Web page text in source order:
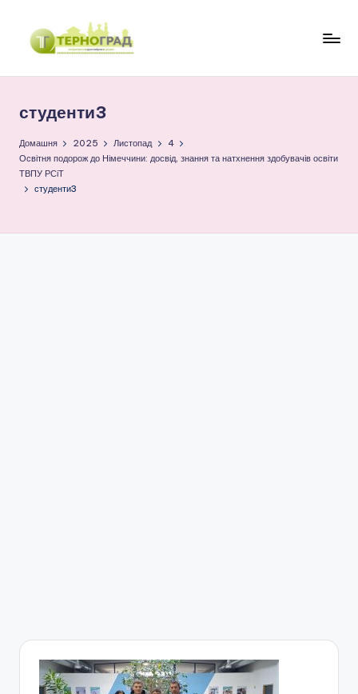
Перейти
р
н
о
студенти3
Домашня 2025 Листопад
4
Освітня подорож до Німеччини: досвід, знання та натхнення здобувачів освіти
ТВПУ РСіТ
студенти3